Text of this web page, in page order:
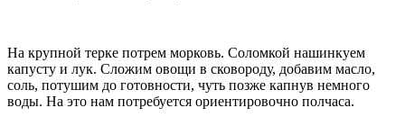
На крупной терке потрем морковь. Соломкой нашинкуем
капусту и лук. Сложим овощи в сковороду, добавим масло,
соль, потушим до готовности, чуть позже капнув немного
воды. На это нам потребуется ориентировочно полчаса.